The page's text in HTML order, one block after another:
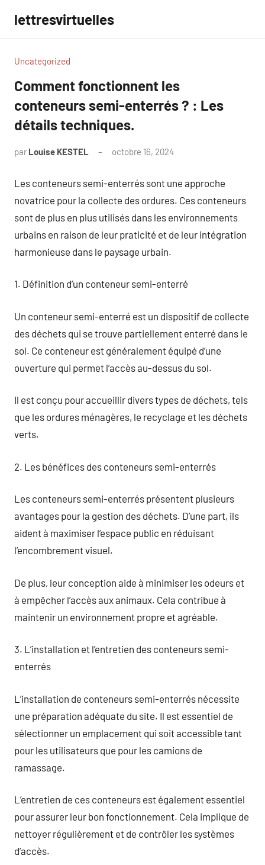
contenu
lettresvirtuelles
Uncategorized
Comment fonctionnent les
conteneurs semi-enterrés ? : Les
détails techniques.
par Louise KESTEL octobre 16, 2024
Les conteneurs semi-enterrés sont une approche
novatrice pour la collecte des ordures. Ces conteneurs
sont de plus en plus utilisés dans les environnements
urbains en raison de leur praticité et de leur intégration
harmonieuse dans le paysage urbain.
1. Définition d’un conteneur semi-enterré
Un conteneur semi-enterré est un dispositif de collecte
des déchets qui se trouve partiellement enterré dans le
sol. Ce conteneur est généralement équipé d’une
ouverture qui permet l’accès au-dessus du sol.
Il est conçu pour accueillir divers types de déchets, tels
que les ordures ménagères, le recyclage et les déchets
verts.
2. Les bénéfices des conteneurs semi-enterrés
Les conteneurs semi-enterrés présentent plusieurs
avantages pour la gestion des déchets. D’une part, ils
aident à maximiser l’espace public en réduisant
l’encombrement visuel.
De plus, leur conception aide à minimiser les odeurs et
à empêcher l’accès aux animaux. Cela contribue à
maintenir un environnement propre et agréable.
3. L’installation et l’entretien des conteneurs semi-
enterrés
L’installation de conteneurs semi-enterrés nécessite
une préparation adéquate du site. Il est essentiel de
sélectionner un emplacement qui soit accessible tant
pour les utilisateurs que pour les camions de
ramassage.
L’entretien de ces conteneurs est également essentiel
pour assurer leur bon fonctionnement. Cela implique de
nettoyer régulièrement et de contrôler les systèmes
d’accès.